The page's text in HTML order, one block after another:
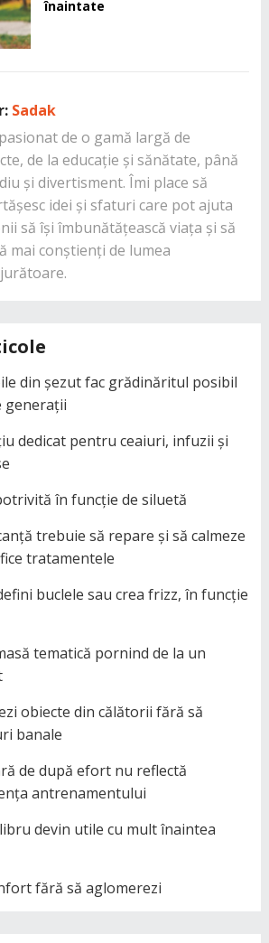
înaintate
Sadak
de o gamă largă de
de la educație și sănătate, până
și divertisment. Îmi place să
idei și sfaturi care pot ajuta
să își îmbunătățească viața și să
mai conștienți de lumea
din șezut fac grădinăritul posibil
generații
dedicat pentru ceaiuri, infuzii și
în funcție de siluetă
trebuie să repare și să calmeze
tratamentele
buclele sau crea frizz, în funcție
tematică pornind de la un
obiecte din călătorii fără să
banale
de după efort nu reflectă
antrenamentului
devin utile cu mult înaintea
fără să aglomerezi